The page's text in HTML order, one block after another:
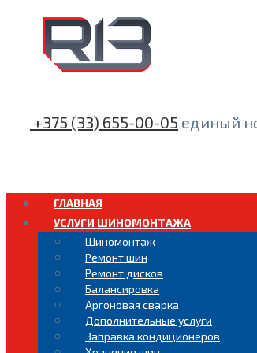
+375 (33) 655-00-05 единый
ГЛАВНАЯ
УСЛУГИ ШИНОМОНТАЖА
Шиномонтаж
Ремонт шин
Ремонт дисков
Балансировка
Аргоновая сварка
Дополнительные услуги
Заправка кондиционеров